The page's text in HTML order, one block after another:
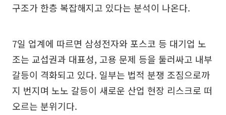
구조가 한층 복잡해지고 있다는 분석이 나온다.
7일 업계에 따르면 삼성전자와 포스코 등 대기업 노
조는 교섭권과 대표성, 고용 문제 등을 둘러싸고 내부
갈등이 격화되고 있다. 일부는 법적 분쟁 조짐으로까
지 번지며 노노 갈등이 새로운 산업 현장 리스크로 떠
오르는 분위기다.